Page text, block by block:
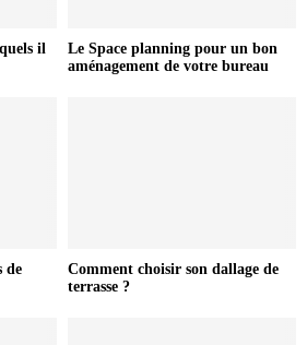
il
Le Space planning pour un bon
aménagement de votre bureau
de
Comment choisir son dallage de
terrasse ?